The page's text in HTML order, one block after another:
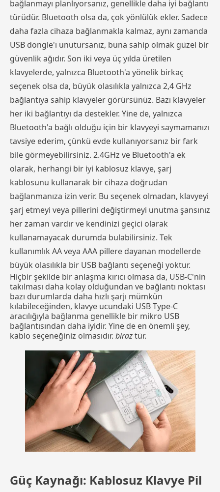
bağlanmayı planlıyorsanız, genellikle daha iyi bağlantı
türüdür. Bluetooth olsa da, çok yönlülük ekler. Sadece
daha fazla cihaza bağlanmakla kalmaz, aynı zamanda
USB dongle'ı unutursanız, buna sahip olmak güzel bir
güvenlik ağıdır. Son iki veya üç yılda üretilen
klavyelerde, yalnızca Bluetooth'a yönelik birkaç
seçenek olsa da, büyük olasılıkla yalnızca 2,4 GHz
bağlantıya sahip klavyeler görürsünüz. Bazı klavyeler
her iki bağlantıyı da destekler. Yine de, yalnızca
Bluetooth'a bağlı olduğu için bir klavyeyi saymamanızı
tavsiye ederim, çünkü evde kullanıyorsanız bir fark
bile görmeyebilirsiniz. 2.4GHz ve Bluetooth'a ek
olarak, herhangi bir iyi kablosuz klavye, şarj
kablosunu kullanarak bir cihaza doğrudan
bağlanmanıza izin verir. Bu seçenek olmadan, klavyeyi
şarj etmeyi veya pillerini değiştirmeyi unutma şansınız
her zaman vardır ve kendinizi geçici olarak
kullanamayacak durumda bulabilirsiniz. Tek
kullanımlık AA veya AAA pillere dayanan modellerde
büyük olasılıkla bir USB bağlantı seçeneği yoktur.
Hiçbir şekilde bir anlaşma kırıcı olmasa da, USB-C'nin
takılması daha kolay olduğundan ve bağlantı noktası
bazı durumlarda daha hızlı şarjı mümkün
kılabileceğinden, klavye ucundaki USB Type-C
aracılığıyla bağlanma genellikle bir mikro USB
bağlantısından daha iyidir. Yine de en önemli şey,
kablo seçeneğiniz olmasıdır. biraztür.
Güç Kaynağı: Kablosuz Klavye Pil